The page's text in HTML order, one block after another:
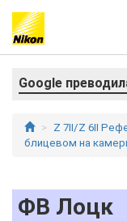
Google
Z 7II/Z 6II
блицевом на
ФВ Лоцк